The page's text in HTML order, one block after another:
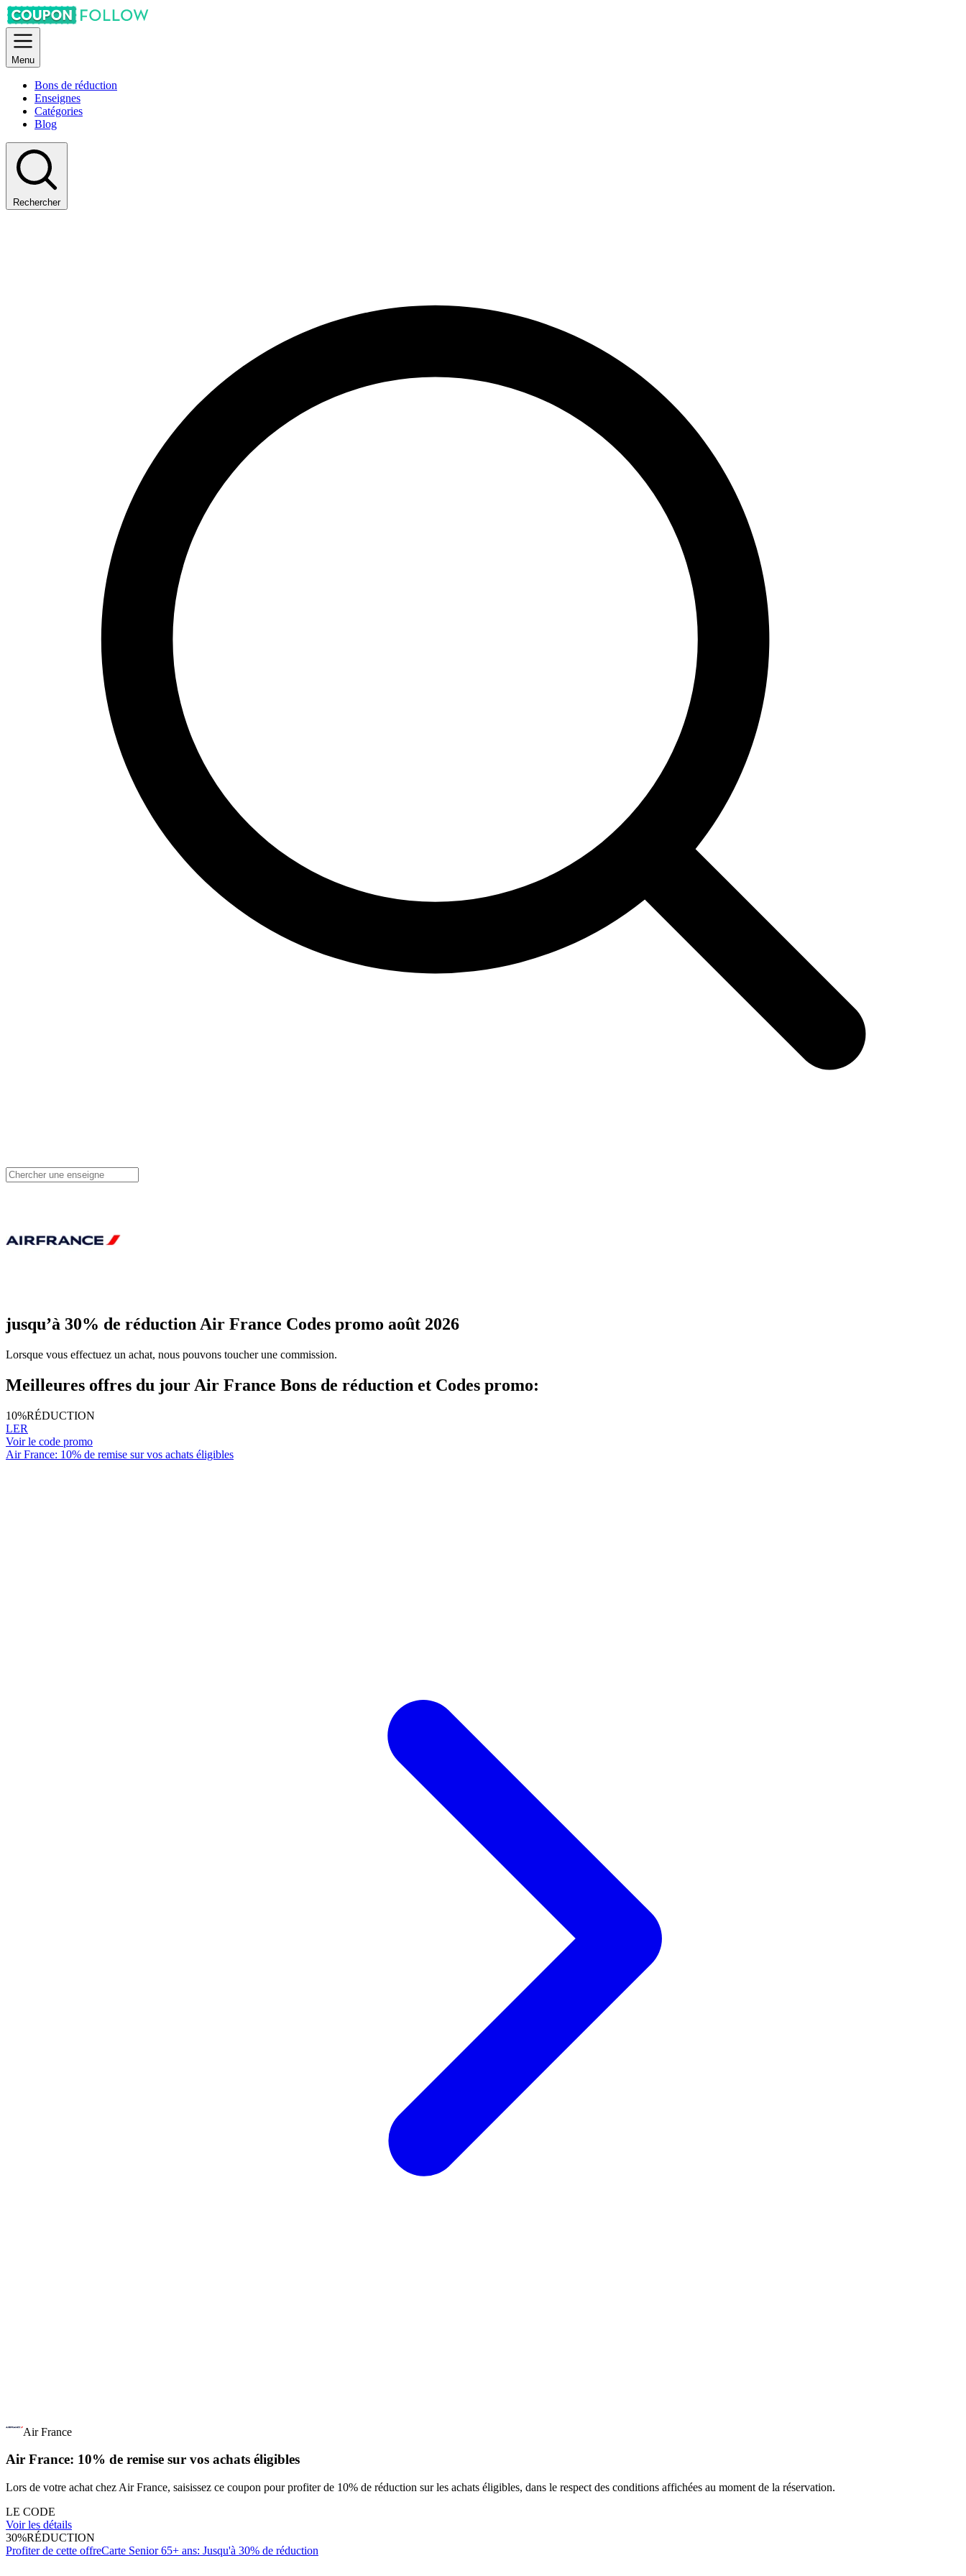
Menu
Bons de réduction
Enseignes
Catégories
Blog
Rechercher
jusqu’à 30% de réduction Air France Codes promo août 2026
Lorsque vous effectuez un achat, nous pouvons toucher une commission.
Meilleures offres du jour Air France Bons de réduction et Codes promo:
10%RÉDUCTION
LER
Voir le code promo
Air France: 10% de remise sur vos achats éligibles
Air France
Air France: 10% de remise sur vos achats éligibles
Lors de votre achat chez Air France, saisissez ce coupon pour profiter de 10% de réduction sur les achats éligibles, dans le respect des conditions affichées au moment de la réservation.
LE CODE
Voir les détails
30%RÉDUCTION
Profiter de cette offreCarte Senior 65+ ans: Jusqu'à 30% de réduction